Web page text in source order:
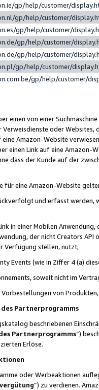
gp/help/customer/
gp/help/customer/
gp/help/customer/
gp/help/customer/
gp/help/customer/
gp/help/customer/
gp/help/customer/
einen von einer
oder Websites,
Amazon-Website
einen Link auf eine
dass der Kunde auf der
für eine Amazon-Website
und erfasst werden,
in einer Mobilen
der nicht Creators
Verfügung stellen, nutzt;
Events (wie in Ziffer 4 (a)
soweit nicht im
von
Partnerprogramms
beschriebenen
Partnerprogramms“)
Erlöse.
oder Werbeaktionen
”) zu verdienen.